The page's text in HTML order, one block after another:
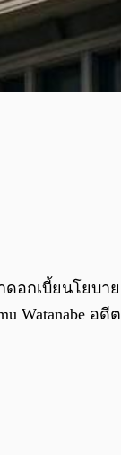
กเบี้ยนโยบ
Watanabe